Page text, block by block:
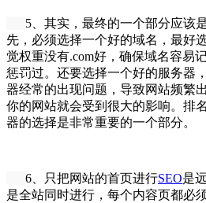
5、其实，最终的一个部分应该
先，必须选择一个好的域名，最好
觉权重没有.com好，确保域名容易
惩罚过。还要选择一个好的服务器
器经常的出现问题，导致网站频繁
你的网站就会受到很大的影响。排
器的选择是非常重要的一个部分。
6、只把网站的首页进行SEO是
是全站同时进行，每个内容页都必